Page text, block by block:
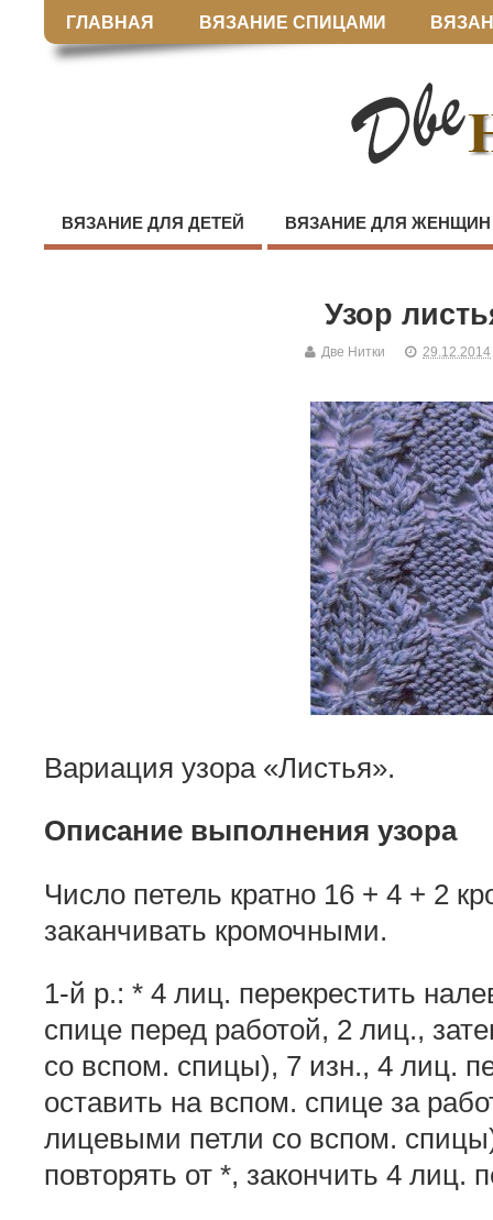
ГЛАВНАЯ ВЯЗАНИЕ СПИЦАМИ
ВЯЗАНИЕ ДЛЯ ДЕТЕЙ ВЯЗАНИЕ ДЛЯ ЖЕНЩИН
Узор
Две Нитки 29.12.2014
Вариация узора «Листья».
Описание выполнения узора
Число петель кратно 16 + 4 + 2
заканчивать кромочными.
1-й р.: * 4 лиц. перекрестить
спице перед работой, 2 лиц.,
со вспом. спицы), 7 изн., 4 лиц.
оставить на вспом. спице за
лицевыми петли со вспом.
повторять от *, закончить 4 лиц.